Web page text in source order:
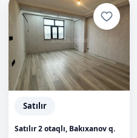
Satılır
Satılır 2 otaqlı, Bakıxanov q.